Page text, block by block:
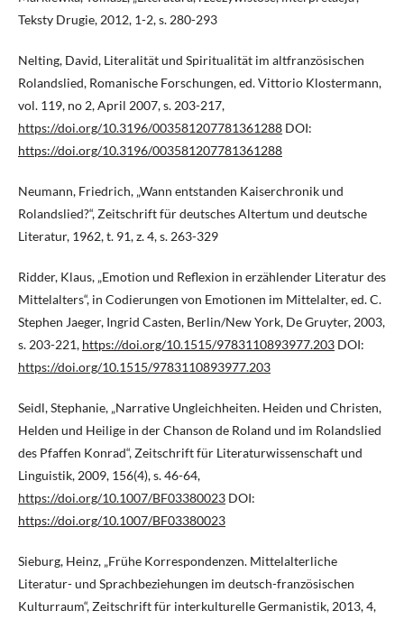
Teksty Drugie, 2012, 1-2, s. 280-293
Nelting, David, Literalität und Spiritualität im altfranzösischen
Rolandslied, Romanische Forschungen, ed. Vittorio Klostermann,
vol. 119, no 2, April 2007, s. 203-217,
https://doi.org/10.3196/003581207781361288 DOI:
https://doi.org/10.3196/003581207781361288
Neumann, Friedrich, „Wann entstanden Kaiserchronik und
Rolandslied?“, Zeitschrift für deutsches Altertum und deutsche
Literatur, 1962, t. 91, z. 4, s. 263-329
Ridder, Klaus, „Emotion und Reflexion in erzählender Literatur des
Mittelalters“, in Codierungen von Emotionen im Mittelalter, ed. C.
Stephen Jaeger, Ingrid Casten, Berlin/New York, De Gruyter, 2003,
s. 203-221, https://doi.org/10.1515/9783110893977.203 DOI:
https://doi.org/10.1515/9783110893977.203
Seidl, Stephanie, „Narrative Ungleichheiten. Heiden und Christen,
Helden und Heilige in der Chanson de Roland und im Rolandslied
des Pfaffen Konrad“, Zeitschrift für Literaturwissenschaft und
Linguistik, 2009, 156(4), s. 46-64,
https://doi.org/10.1007/BF03380023 DOI:
https://doi.org/10.1007/BF03380023
Sieburg, Heinz, „Frühe Korrespondenzen. Mittelalterliche
Literatur- und Sprachbeziehungen im deutsch-französischen
Kulturraum“, Zeitschrift für interkulturelle Germanistik, 2013, 4,